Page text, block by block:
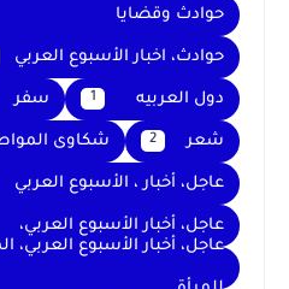
حوادث وقضايا
حوادث، اخبار الأسبوع العربي
دول العربيه 1 سفر
شعر 2 شكاوى
عاجل، أخبار ، الأسبوع العربي
عاجل، أخبار الأسبوع العربي،
عاجل، أخبار الأسبوع